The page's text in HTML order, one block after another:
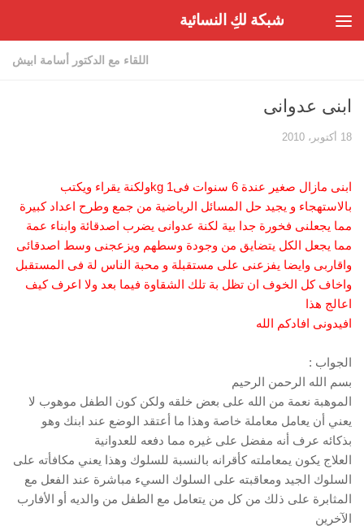
شبكة لكِ النسائية
اللقاء مع الدكتور أسامة ابيش
ابنى عدوانى
18 أكتوبر، 2010
ابنى مازال صغير عندة 6 سنوات فىkg 1ولكنة يقراء ويكتب
بالاستهجاء و يجيد حل المسائل الرياضية من جمع وطرح اعداد كبيرة
مما يجعلنى فخورة جدا بية لكنة عدوانى يضرب اصدقائة وابناء عمة
مما يجعل الكل يتضايق من وجودة وسطهم ويزعجنى وسط اصدقائى
واقاربى وايضا يفزعنى على مستقبلة و محبة الناس لة فى المستقبل
واخاف كل الخوف ان تظل بة تلك الشقاوة فيما بعد ولا اعرف كيف
اعالج هذا
افيدونى افادكم الله
الجواب :
بسم الله الرحمن الرحيم
الموهبة نعمة من الله على بعض خلقه ولكن كون الطفل موهوب لا
يعني أن يعامل معاملة خاصة وهذا ما أعتقد الوضع عند ابنك وهو
بذكائه عرف أنه مفضل على غيره مما دفعه للعدوانية
العلاج يكون يمعاملته كأقرانه بالنسبة للسلوك وهذا يعني مكافأته على
السلوك الجيد ومعاقبته على السلوك السيء مباشرة عند الفعل مع
المثابرة على ذلك من كل من يتعامل مع الطفل من والديه أو الأفارب
الآخرين